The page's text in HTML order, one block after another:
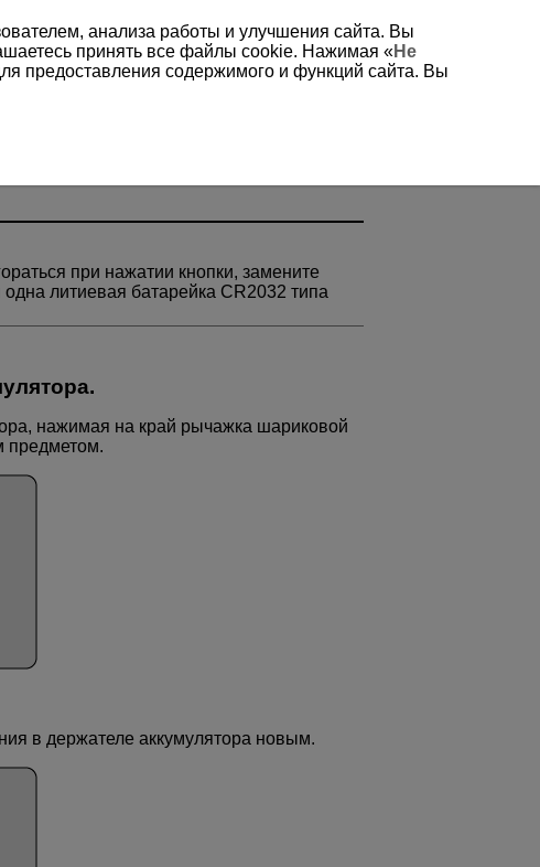
при нажатии кнопки, замените
литиевая батарейка CR2032 типа
нажимая на край рычажка шариковой
предметом.
в держателе аккумулятора новым.
анализа работы и улучшения сайта. Вы
принять все файлы cookie. Нажимая «Не
предоставления содержимого и функций сайта. Вы